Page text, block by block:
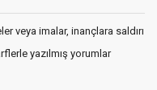
veya imalar, inançlara saldırı
yazılmış yorumlar